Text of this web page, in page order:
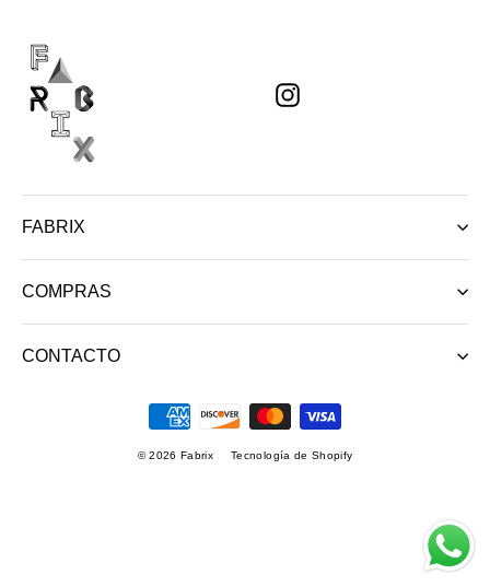
Instagram
FABRIX
COMPRAS
CONTACTO
© 2026 Fabrix Tecnología de Shopify